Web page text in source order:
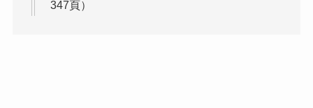
347頁）